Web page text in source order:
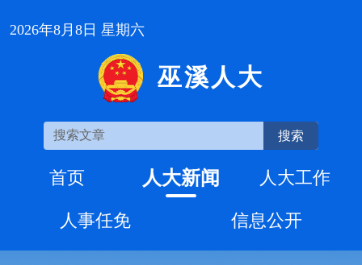
2026年8月8日 星期六
巫溪人大
搜索
首页 人大新闻 人大工作
人事任免 信息公开